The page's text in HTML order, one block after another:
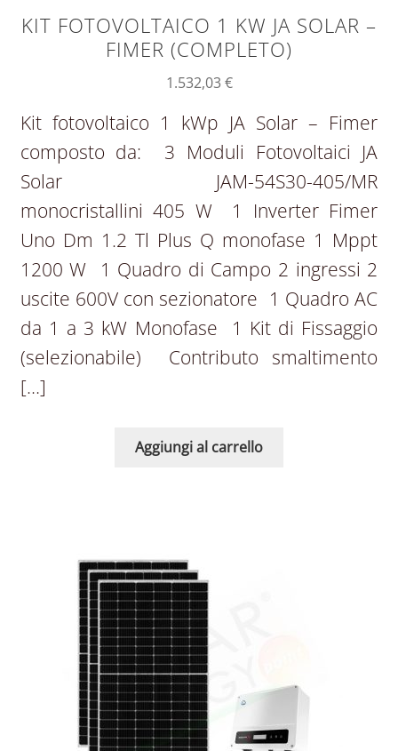
KIT FOTOVOLTAICO 1 KW JA SOLAR –
FIMER (COMPLETO)
1.532,03€
Kit fotovoltaico 1 kWp JA Solar – Fimer
composto da: 3 Moduli Fotovoltaici JA
Solar JAM-54S30-405/MR
monocristallini 405 W 1 Inverter Fimer
Uno Dm 1.2 Tl Plus Q monofase 1 Mppt
1200 W 1 Quadro di Campo 2 ingressi 2
uscite 600V con sezionatore 1 Quadro AC
da 1 a 3 kW Monofase 1 Kit di Fissaggio
(selezionabile) Contributo smaltimento
[…]
Aggiungi al carrello